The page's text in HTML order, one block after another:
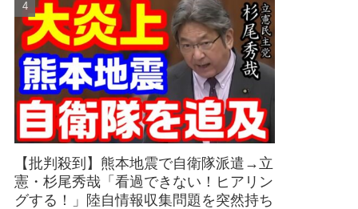
【批判殺到】熊本地震で自衛隊派遣→立
憲・杉尾秀哉「看過できない！ヒアリン
グする！」陸自情報収集問題を突然持ち